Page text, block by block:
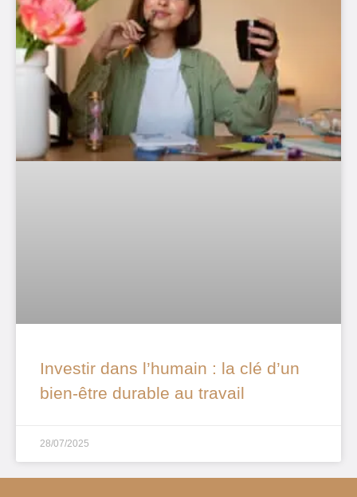
Investir dans l’humain : la clé d’un
bien-être durable au travail
28/07/2025